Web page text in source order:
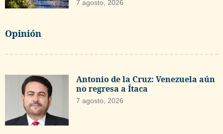
7 agosto, 2026
Opinión
Antonio de la Cruz: Venezuela aún
no regresa a Ítaca
7 agosto, 2026